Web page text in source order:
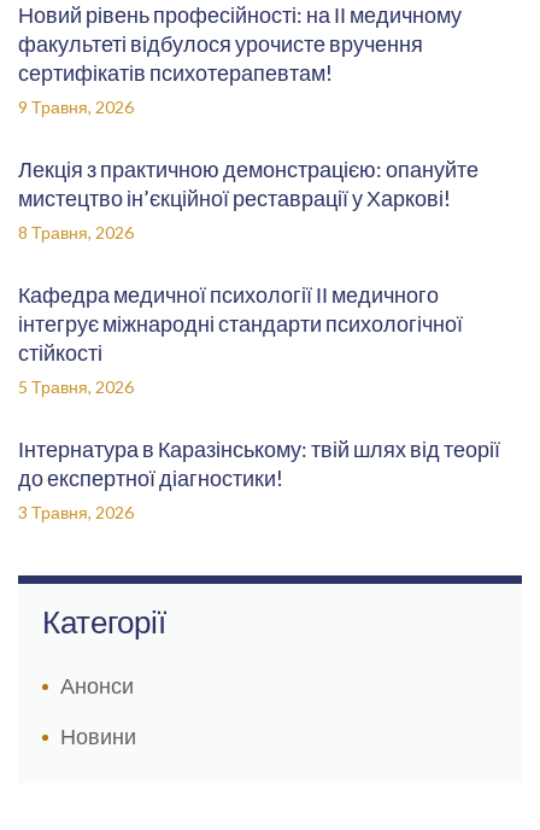
Новий рівень професійності: на ІІ медичному
факультеті відбулося урочисте вручення
сертифікатів психотерапевтам!
9 Травня, 2026
Лекція з практичною демонстрацією: опануйте
мистецтво ін’єкційної реставрації у Харкові!
8 Травня, 2026
Кафедра медичної психології ІІ медичного
інтегрує міжнародні стандарти психологічної
стійкості
5 Травня, 2026
Інтернатура в Каразінському: твій шлях від теорії
до експертної діагностики!
3 Травня, 2026
Категорії
Анонси
Новини